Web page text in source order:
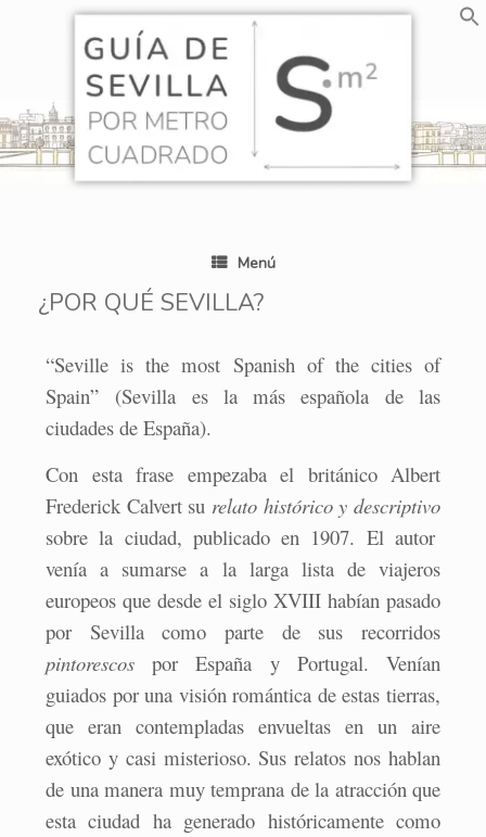
Menú
¿POR QUÉ SEVILLA?
“Seville is the most Spanish of the cities of
Spain” (Sevilla es la más española de las
ciudades de España).
Con esta frase empezaba el británico Albert
Frederick Calvert su relato histórico y descriptivo
sobre la ciudad, publicado en 1907. El autor
venía a sumarse a la larga lista de viajeros
europeos que desde el siglo XVIII habían pasado
por Sevilla como parte de sus recorridos
pintorescos por España y Portugal. Venían
guiados por una visión romántica de estas tierras,
que eran contempladas envueltas en un aire
exótico y casi misterioso. Sus relatos nos hablan
de una manera muy temprana de la atracción que
esta ciudad ha generado históricamente como